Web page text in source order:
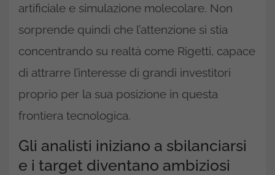
artificiale e simulazione molecolare. Non
sorprende quindi che l’attenzione si stia
concentrando su realtà come Rigetti, capace
di attrarre l’interesse di grandi investitori
proprio per la sua posizione in questa
frontiera tecnologica.
Gli analisti iniziano a sbilanciarsi
e i target diventano ambiziosi